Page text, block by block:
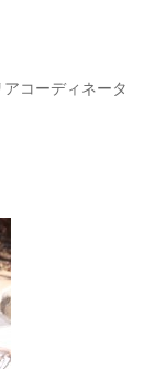
コーディネータ